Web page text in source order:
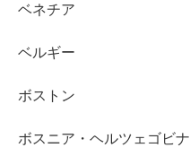
ベネチア
ベルギー
ボストン
ボスニア・ヘルツェゴビナ